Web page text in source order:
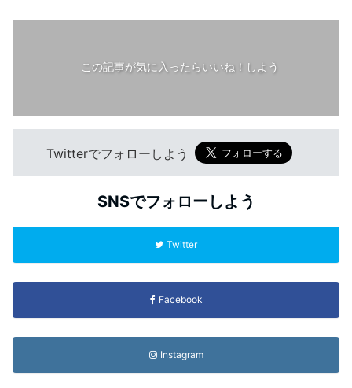
この記事が気に入ったらいいね！しよう
Twitterでフォローしよう
SNSでフォローしよう
Twitter
Facebook
Instagram